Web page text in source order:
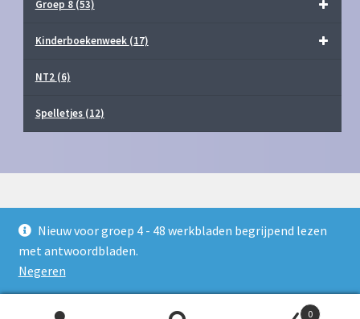
Nieuw voor groep 4 - 48 werkbladen begrijpend lezen
met antwoordbladen.
Negeren
Groep 8 (53)
Kinderboekenweek (17)
NT2 (6)
Spelletjes (12)
© Juf Milou Webshop 2026
Privacy Policy
Gebouwd met WooCommerce
0